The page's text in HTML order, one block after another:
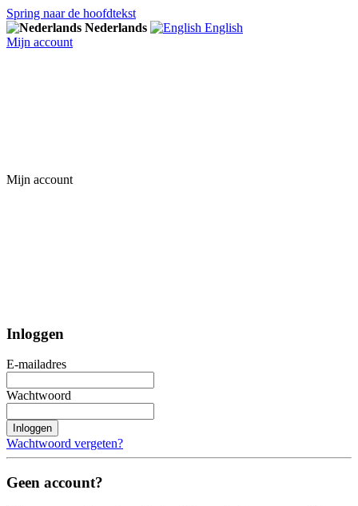
Spring naar de hoofdtekst
Nederlands
English
Mijn account
Mijn account
Inloggen
E-mailadres
Wachtwoord
Inloggen
Wachtwoord vergeten?
Geen account?